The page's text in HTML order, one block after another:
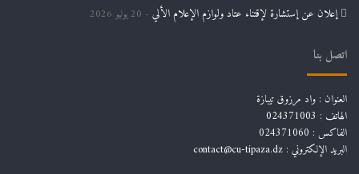
إعلان عن إستشارة لإقتناء عتاد ولوازم الإعلام الألي 20 يوليو 2026
اتصل بنا
العنوان : واد مرزوق تيبازة
الهاتف : 024371003
الفاكس : 024371060
البريد الإلكتروني : contact@cu-tipaza.dz